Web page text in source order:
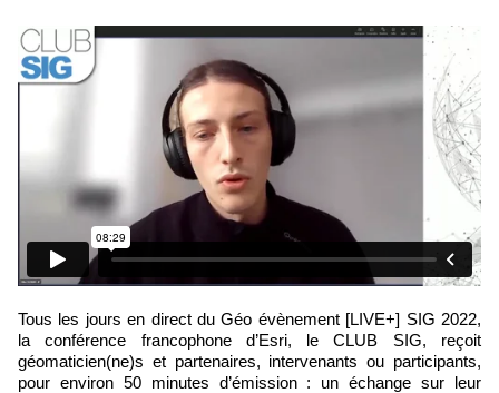
Tous les jours en direct du Géo évènement [LIVE+] SIG 2022,
la conférence francophone d’Esri, le CLUB SIG, reçoit
géomaticien(ne)s et partenaires, intervenants ou participants,
pour environ 50 minutes d’émission : un échange sur leur